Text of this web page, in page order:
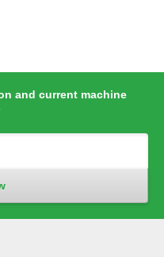
and current machine